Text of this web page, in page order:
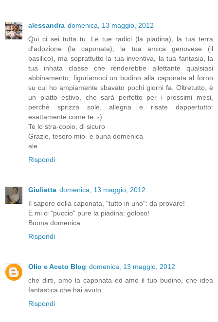
alessandra domenica, 13 maggio, 2012
Qui ci sei tutta tu. Le tue radici (la piadina), la tua terra
d'adozione (la caponata), la tua amica genovese (il
basilico), ma soprattutto la tua inventiva, la tua fantasia, la
tua innata classe che renderebbe allettante qualsiasi
abbinamento, figuriamoci un budino alla caponata al forno
su cui ho ampiamente sbavato pochi giorni fa. Oltretutto, è
un piatto estivo, che sarà perfetto per i prossimi mesi,
perchè sprizza sole, allegria e risate dappertutto:
esattamente come te :-)
Te lo stra-copio, di sicuro
Grazie, tesoro mio- e buna domenica
ale
Rispondi
Giulietta domenica, 13 maggio, 2012
Il sapore della caponata, "tutto in uno": da provare!
E mi ci "puccio" pure la piadina: goloso!
Buona domenica
Rispondi
Olio e Aceto Blog domenica, 13 maggio, 2012
che dirti, amo la caponata ed amo il tuo budino, che idea
fantastica che hai avuto....
Rispondi